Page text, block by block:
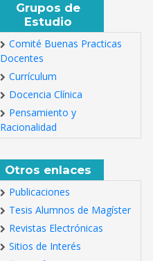
Grupos de
Estudio
Comité Buenas Practicas
Docentes
Currículum
Docencia Clínica
Pensamiento y
Racionalidad
Otros enlaces
Publicaciones
Tesis Alumnos de Magíster
Revistas Electrónicas
Sitios de Interés